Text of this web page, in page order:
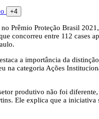
+4
Prêmio Proteção Brasil
concorreu entre 112
a importância da
na categoria Ações
produtivo não foi
Ele explica que a